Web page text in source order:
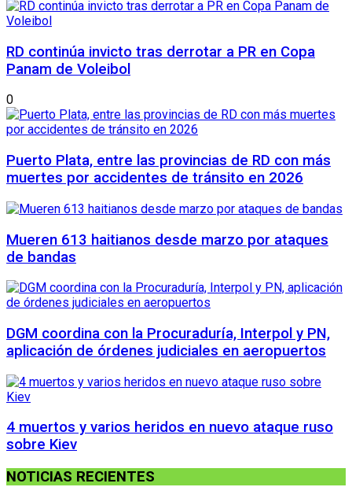
RD continúa invicto tras derrotar a PR en Copa
Panam de Voleibol
0
Puerto Plata, entre las provincias de RD con más
muertes por accidentes de tránsito en 2026
Mueren 613 haitianos desde marzo por ataques
de bandas
DGM coordina con la Procuraduría, Interpol y PN,
aplicación de órdenes judiciales en aeropuertos
4 muertos y varios heridos en nuevo ataque ruso
sobre Kiev
NOTICIAS RECIENTES